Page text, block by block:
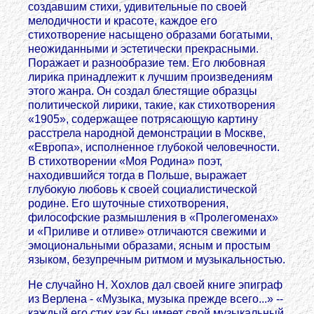
создавшим стихи, удивительные по своей
мелодичности и красоте, каждое его
стихотворение насыщено образами богатыми,
неожиданными и эстетически прекрасными.
Поражает и разнообразие тем. Его любовная
лирика принадлежит к лучшим произведениям
этого жанра. Он создал блестящие образцы
политической лирики, такие, как стихотворения
«1905», содержащее потрясающую картину
расстрела народной демонстрации в Москве,
«Европа», исполненное глубокой человечности.
В стихотворении «Моя Родина» поэт,
находившийся тогда в Польше, выражает
глубокую любовь к своей социалистической
родине. Его шуточные стихотворения,
философские размышления в «Пролегоменах»
и «Приливе и отливе» отличаются свежими и
эмоциональными образами, ясным и простым
языком, безупречным ритмом и музыкальностью.
Не случайно Н. Хохлов дал своей книге эпиграф
из Верлена - «Музыка, музыка прежде всего...» --